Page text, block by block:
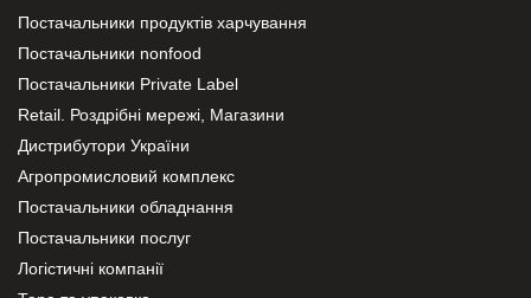
Постачальники продуктів харчування
Постачальники nonfood
Постачальники Private Label
Retail. Роздрібні мережі, Магазини
Дистрибутори України
Агропромисловий комплекс
Постачальники обладнання
Постачальники послуг
Логістичні компанії